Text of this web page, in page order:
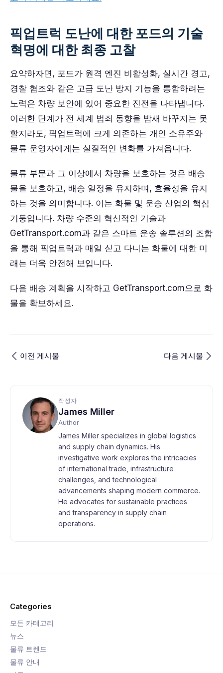
픽업트럭 도난에 대한 포드의 기술
혁명에 대한 최종 고찰
요약하자면, 포드가 원격 엔진 비활성화, 실시간 경고,
경찰 협조와 같은 고급 도난 방지 기능을 통합하려는
노력은 차량 보안에 있어 중요한 진전을 나타냅니다.
이러한 단계가 전 세계 범죄 동향을 밤새 바꾸지는 못
할지라도, 픽업트럭에 크게 의존하는 개인 소유주와
물류 운영자에게는 실질적인 변화를 가져옵니다.
물류 부문과 그 이상에서 차량을 보호하는 것은 배송
물을 보호하고, 배송 일정을 유지하며, 효율성을 유지
하는 것을 의미합니다. 이는 화물 및 운송 산업의 핵심
기둥입니다. 차량 수준의 혁신적인 기술과
GetTransport.com과 같은 스마트 운송 솔루션의 조합
을 통해 픽업트럭과 매일 싣고 다니는 화물에 대한 미
래는 더욱 안전해 보입니다.
다음 배송 계획을 시작하고 GetTransport.com으로 화
물을 확보하세요.
이전 게시물 다음 게시물
작성자
James Miller
Author
James Miller specializes in global logistics
and supply chain dynamics. His
investigative work explores the intricacies
of international trade, infrastructure
challenges, and technological
advancements shaping modern commerce.
He advocates for sustainable practices
and transparency in supply chain
operations.
Categories
모든 카테고리
뉴스
물류 트렌드
물류 안내